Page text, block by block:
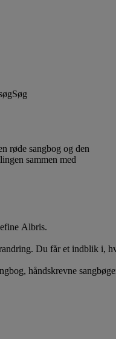
Søg
røde sangbog og den
sammen med
Albris.
Du får et indblik i,
håndskrevne